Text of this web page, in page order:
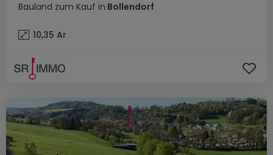
Bauland zum Kauf in Bollendorf
10,35 Ar